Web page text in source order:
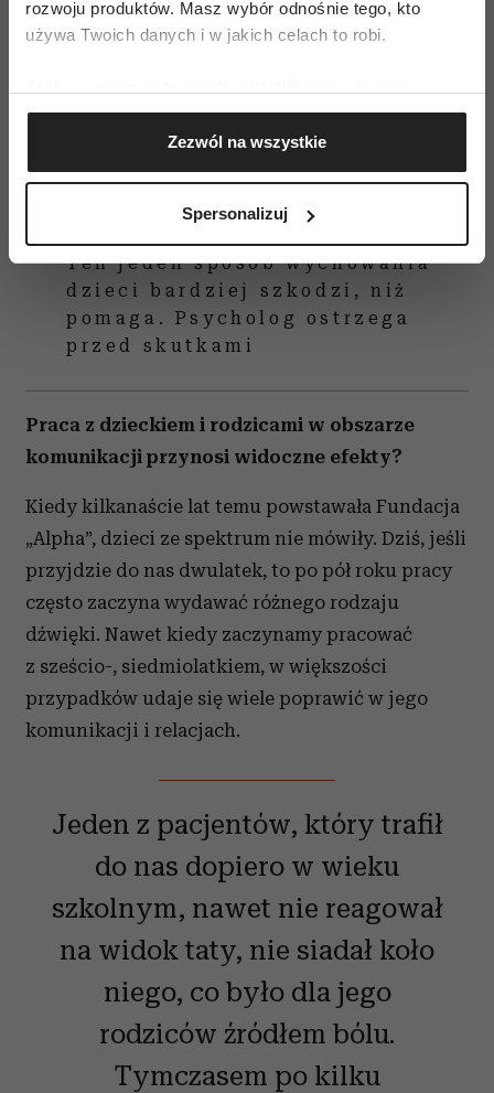
rozwoju produktów. Masz wybór odnośnie tego, kto
używa Twoich danych i w jakich celach to robi.
Gromadzić dane dotyczące Twojej lokalizacji
geograficznej z dokładnością nawet do kilku metrów
Identyfikować Twoje urządzenie, aktywnie
(fingerprinting, czyli wirtualny odcisk palca)
dane są przetwarzane oraz ustaw własne preferencje w
. W Deklaracji plików cookie możesz
zmienić lub wycofać swoją zgodę w dowolnej chwili.
Wykorzystujemy pliki cookie do spersonalizowania treści
i reklam, aby oferować funkcje społecznościowe i
korzystasz z naszej witryny, udostępniamy partnerom
społecznościowym, reklamowym i analitycznym.
Partnerzy mogą połączyć te informacje z innymi danymi
otrzymanymi od Ciebie lub uzyskanymi podczas
korzystania z ich usług.
Zezwól na wszystkie
Spersonalizuj
Ten jeden sposób wychowania
dzieci bardziej szkodzi, niż
pomaga. Psycholog ostrzega
przed skutkami
Praca z dzieckiem i rodzicami w obszarze
komunikacji przynosi widoczne efekty?
Kiedy kilkanaście lat temu powstawała Fundacja
„Alpha”, dzieci ze spektrum nie mówiły. Dziś, jeśli
przyjdzie do nas dwulatek, to po pół roku pracy
często zaczyna wydawać różnego rodzaju
dźwięki. Nawet kiedy zaczynamy pracować
z sześcio-, siedmiolatkiem, w większości
przypadków udaje się wiele poprawić w jego
komunikacji i relacjach.
Jeden z pacjentów, który trafił
do nas dopiero w wieku
szkolnym, nawet nie reagował
na widok taty, nie siadał koło
niego, co było dla jego
rodziców źródłem bólu.
Tymczasem po kilku